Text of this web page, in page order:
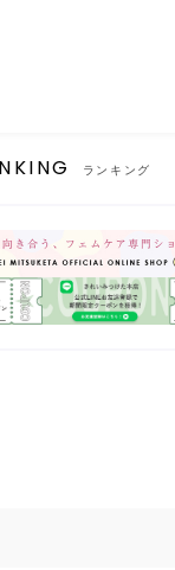
ランキング